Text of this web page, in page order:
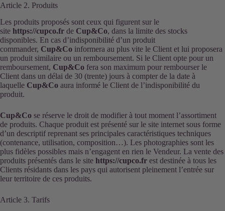
Article 2. Produits
Les produits proposés sont ceux qui figurent sur le
site https://cupco.fr de Cup&Co, dans la limite des stocks
disponibles. En cas d’indisponibilité d’un produit
commander, Cup&Co informera au plus vite le Client et lui proposera
un produit similaire ou un remboursement. Si le Client opte pour un
remboursement, Cup&Co fera son maximum pour rembourser le
Client dans un délai de 30 (trente) jours à compter de la date à
laquelle Cup&Co aura informé le Client de l’indisponibilité du
produit.
Cup&Co se réserve le droit de modifier à tout moment l’assortiment
de produits. Chaque produit est présenté sur le site internet sous forme
d’un descriptif reprenant ses principales caractéristiques techniques
(contenance, utilisation, composition…). Les photographies sont les
plus fidèles possibles mais n’engagent en rien le Vendeur. La vente des
produits présentés dans le site https://cupco.fr est destinée à tous les
Clients résidants dans les pays qui autorisent pleinement l’entrée sur
leur territoire de ces produits.
Article 3. Tarifs